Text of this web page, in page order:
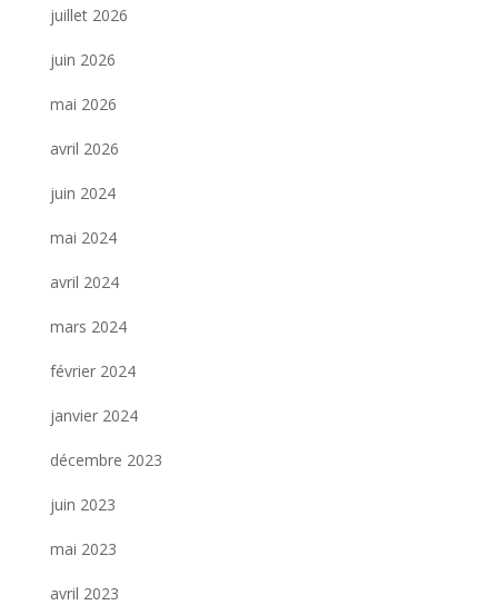
juillet 2026
juin 2026
mai 2026
avril 2026
juin 2024
mai 2024
avril 2024
mars 2024
février 2024
janvier 2024
décembre 2023
juin 2023
mai 2023
avril 2023